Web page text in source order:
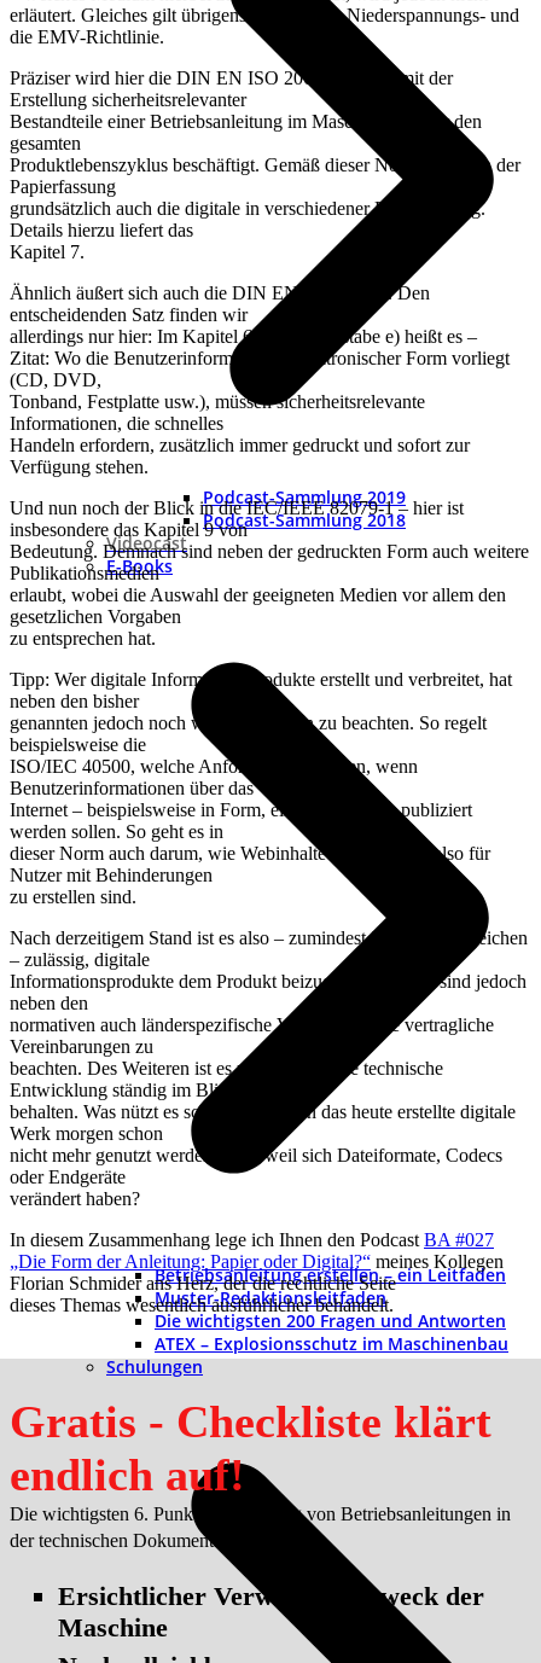
Podcast-Sammlung 2019
Podcast-Sammlung 2018
Videocast
E-Books
Betriebsanleitung erstellen – ein Leitfaden
Muster-Redaktionsleitfaden
Die wichtigsten 200 Fragen und Antworten
ATEX – Explosionsschutz im Maschinenbau
Schulungen
erläutert. Gleiches gilt übrigens auch für die Niederspannungs- und
die EMV-Richtlinie.
Präziser wird hier die DIN EN ISO 20607 die sich mit der
Erstellung sicherheitsrelevanter
Bestandteile einer Betriebsanleitung im Maschinenbau für den
gesamten
Produktlebenszyklus beschäftigt. Gemäß dieser Norm ist neben der
Papierfassung
grundsätzlich auch die digitale in verschiedener Form zulässig.
Details hierzu liefert das
Kapitel 7.
Ähnlich äußert sich auch die DIN EN ISO 12100. Den
entscheidenden Satz finden wir
allerdings nur hier: Im Kapitel 6.4.5.3 Buchstabe e) heißt es –
Zitat: Wo die Benutzerinformation in elektronischer Form vorliegt
(CD, DVD,
Tonband, Festplatte usw.), müssen sicherheitsrelevante
Informationen, die schnelles
Handeln erfordern, zusätzlich immer gedruckt und sofort zur
Verfügung stehen.
Und nun noch der Blick in die IEC/IEEE 82079-1 – hier ist
insbesondere das Kapitel 9 von
Bedeutung. Demnach sind neben der gedruckten Form auch weitere
Publikationsmedien
erlaubt, wobei die Auswahl der geeigneten Medien vor allem den
gesetzlichen Vorgaben
zu entsprechen hat.
Tipp: Wer digitale Informationsprodukte erstellt und verbreitet, hat
neben den bisher
genannten jedoch noch weitere Normen zu beachten. So regelt
beispielsweise die
ISO/IEC 40500, welche Anforderungen gelten, wenn
Benutzerinformationen über das
Internet – beispielsweise in Form, einer WebApp – publiziert
werden sollen. So geht es in
dieser Norm auch darum, wie Webinhalte barrierefrei – also für
Nutzer mit Behinderungen
zu erstellen sind.
Nach derzeitigem Stand ist es also – zumindest in einigen Bereichen
– zulässig, digitale
Informationsprodukte dem Produkt beizugeben. Hierbei sind jedoch
neben den
normativen auch länderspezifische Vorgaben sowie vertragliche
Vereinbarungen zu
beachten. Des Weiteren ist es unerlässlich, die technische
Entwicklung ständig im Blick zu
behalten. Was nützt es schließlich, wenn das heute erstellte digitale
Werk morgen schon
nicht mehr genutzt werden kann, weil sich Dateiformate, Codecs
oder Endgeräte
verändert haben?
In diesem Zusammenhang lege ich Ihnen den Podcast BA #027
„Die Form der Anleitung: Papier oder Digital?“ meines Kollegen
Florian Schmider ans Herz, der die rechtliche Seite
dieses Themas wesentlich ausführlicher behandelt.
Gratis - Checkliste klärt
endlich auf!
Die wichtigsten 6. Punkte zur Prüfung von Betriebsanleitungen in
der technischen Dokumentation.
Ersichtlicher Verwendungszweck der
Maschine